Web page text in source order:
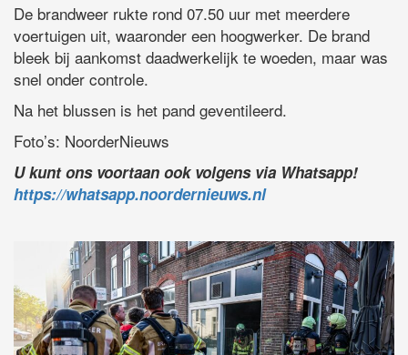
De brandweer rukte rond 07.50 uur met meerdere
voertuigen uit, waaronder een hoogwerker. De brand
bleek bij aankomst daadwerkelijk te woeden, maar was
snel onder controle.
Na het blussen is het pand geventileerd.
Foto’s: NoorderNieuws
U kunt ons voortaan ook volgens via Whatsapp!
https://whatsapp.noordernieuws.nl